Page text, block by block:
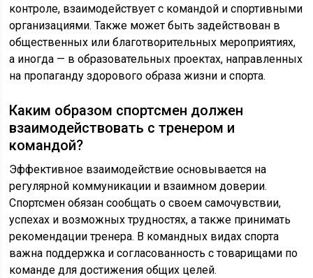
контроле, взаимодействует с командой и спортивными
организациями. Также может быть задействован в
общественных или благотворительных мероприятиях,
а иногда — в образовательных проектах, направленных
на пропаганду здорового образа жизни и спорта.
Каким образом спортсмен должен
взаимодействовать с тренером и
командой?
Эффективное взаимодействие основывается на
регулярной коммуникации и взаимном доверии.
Спортсмен обязан сообщать о своем самочувствии,
успехах и возможных трудностях, а также принимать
рекомендации тренера. В командных видах спорта
важна поддержка и согласованность с товарищами по
команде для достижения общих целей.